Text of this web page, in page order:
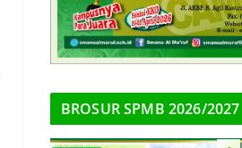
BROSUR SPMB 2026/2027